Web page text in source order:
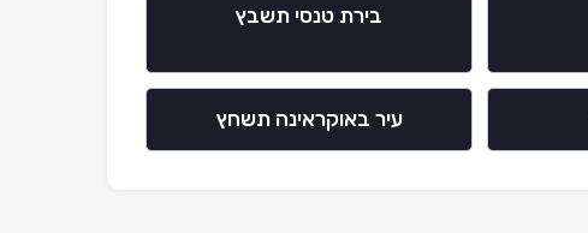
בירת טנסי תשבץ
עיר באוקראינה תשחץ